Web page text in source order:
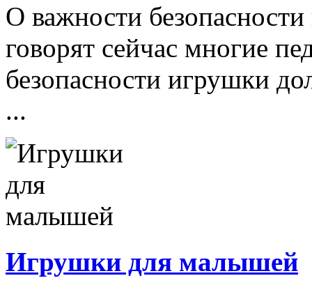
О важности
говорят сейчас многие
безопасности игрушки
...
Игрушки для малышей